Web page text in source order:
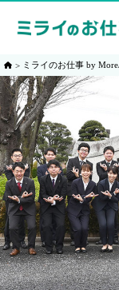
ミライのお仕事 by